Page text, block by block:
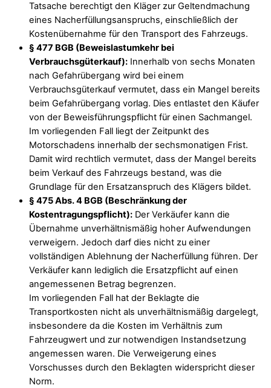
Tatsache berechtigt den Kläger zur Geltendmachung
eines Nacherfüllungsanspruchs, einschließlich der
Kostenübernahme für den Transport des Fahrzeugs.
§ 477 BGB (Beweislastumkehr bei
Verbrauchsgüterkauf): Innerhalb von sechs Monaten
nach Gefahrübergang wird bei einem
Verbrauchsgüterkauf vermutet, dass ein Mangel bereits
beim Gefahrübergang vorlag. Dies entlastet den Käufer
von der Beweisführungspflicht für einen Sachmangel.
Im vorliegenden Fall liegt der Zeitpunkt des
Motorschadens innerhalb der sechsmonatigen Frist.
Damit wird rechtlich vermutet, dass der Mangel bereits
beim Verkauf des Fahrzeugs bestand, was die
Grundlage für den Ersatzanspruch des Klägers bildet.
§ 475 Abs. 4 BGB (Beschränkung der
Kostentragungspflicht): Der Verkäufer kann die
Übernahme unverhältnismäßig hoher Aufwendungen
verweigern. Jedoch darf dies nicht zu einer
vollständigen Ablehnung der Nacherfüllung führen. Der
Verkäufer kann lediglich die Ersatzpflicht auf einen
angemessenen Betrag begrenzen.
Im vorliegenden Fall hat der Beklagte die
Transportkosten nicht als unverhältnismäßig dargelegt,
insbesondere da die Kosten im Verhältnis zum
Fahrzeugwert und zur notwendigen Instandsetzung
angemessen waren. Die Verweigerung eines
Vorschusses durch den Beklagten widerspricht dieser
Norm.